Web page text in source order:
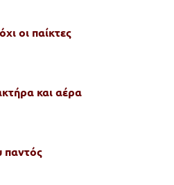
οι παίκτες
και αέρα
παντός